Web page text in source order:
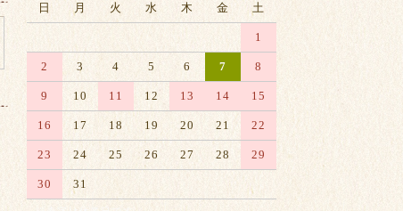
日
月 火 水 木 金 土
1
2 3 4 5 6 7 8
9 10 11 12 13 14 15
16 17 18 19 20 21 22
23 24 25 26 27 28 29
30 31